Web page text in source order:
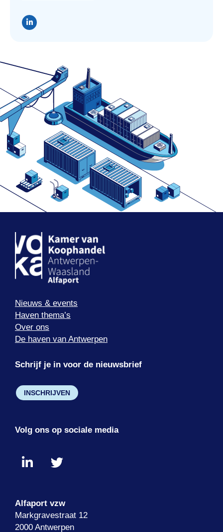
Nieuws & events
Haven thema’s
Over ons
De haven van Antwerpen
Schrijf je in voor de nieuwsbrief
INSCHRIJVEN
Volg ons op sociale media
Alfaport vzw
Markgravestraat 12
2000 Antwerpen